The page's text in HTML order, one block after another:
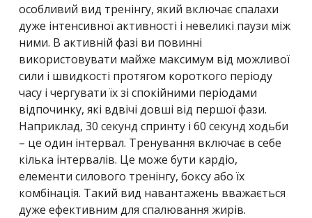
особливий вид тренінгу, який включає спалахи
дуже інтенсивної активності і невеликі паузи між
ними. В активній фазі ви повинні
використовувати майже максимум від можливої ​​
сили і швидкості протягом короткого періоду
часу і чергувати їх зі спокійними періодами
відпочинку, які вдвічі довші від першої фази.
Наприклад, 30 секунд спринту і 60 секунд ходьби
– це один інтервал. Тренування включає в себе
кілька інтервалів. Це може бути кардіо,
елементи силового тренінгу, боксу або їх
комбінація. Такий вид навантажень вважається
дуже ефективним для спалювання жирів.